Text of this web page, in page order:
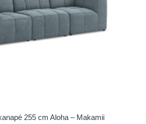
255 cm Aloha – Makamii